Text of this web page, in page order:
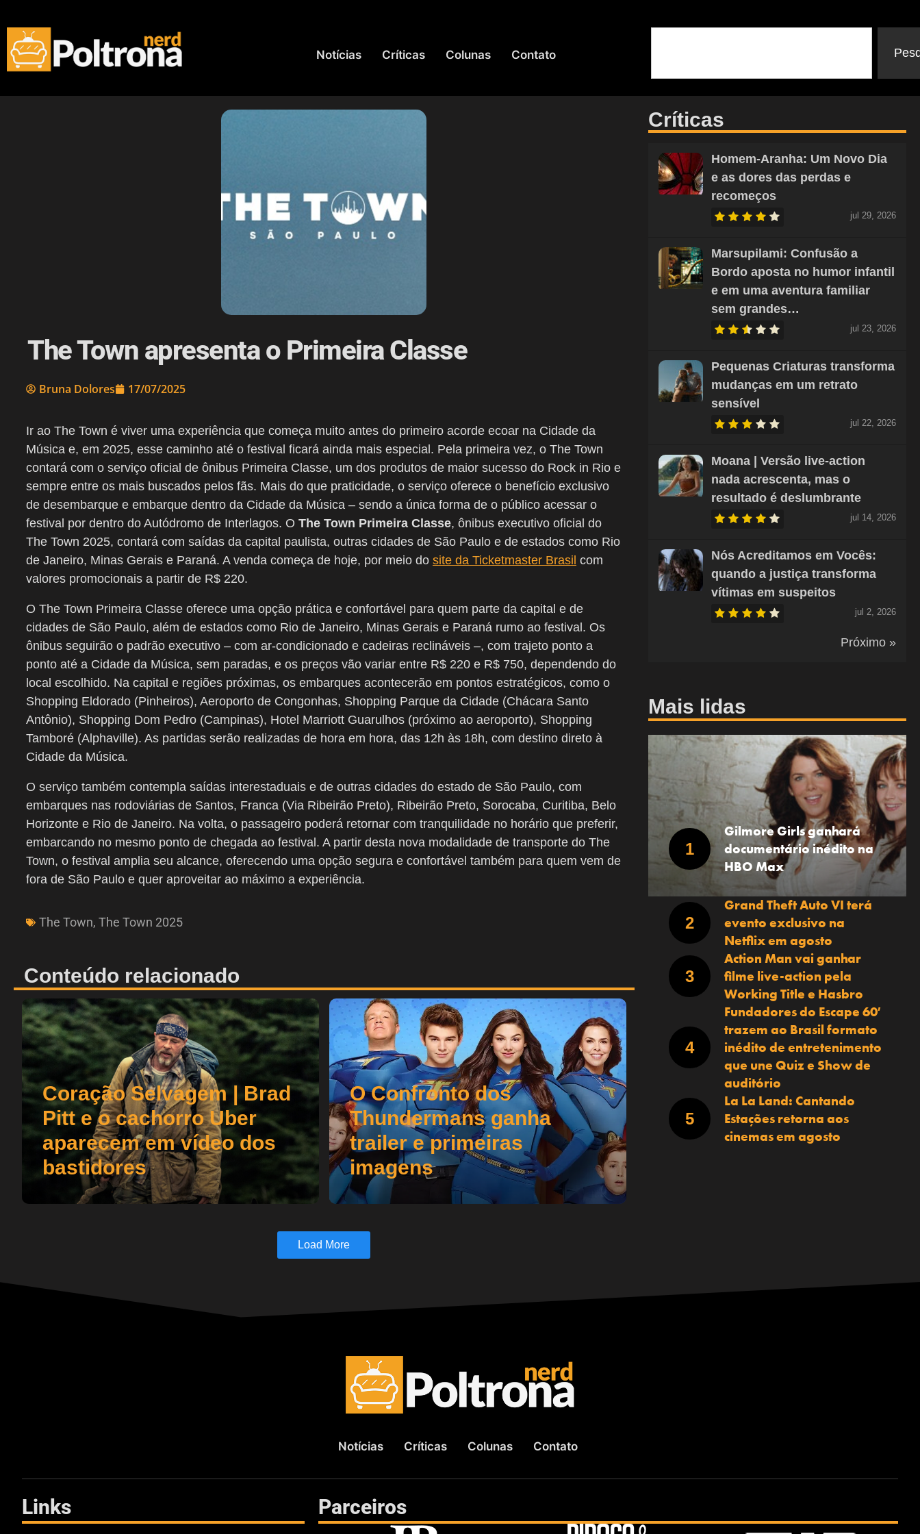
Notícias Críticas Colunas Contato
The Town apresenta o Primeira Classe
Bruna Dolores 17/07/2025
Ir ao The Town é viver uma experiência que começa muito antes do primeiro acorde ecoar na Cidade da
Música e, em 2025, esse caminho até o festival ficará ainda mais especial. Pela primeira vez, o The Town
contará com o serviço oficial de ônibus Primeira Classe, um dos produtos de maior sucesso do Rock in Rio e
sempre entre os mais buscados pelos fãs. Mais do que praticidade, o serviço oferece o benefício exclusivo
de desembarque e embarque dentro da Cidade da Música – sendo a única forma de o público acessar o
festival por dentro do Autódromo de Interlagos. O The Town Primeira Classe, ônibus executivo oficial do
The Town 2025, contará com saídas da capital paulista, outras cidades de São Paulo e de estados como Rio
de Janeiro, Minas Gerais e Paraná. A venda começa de hoje, por meio do site da Ticketmaster Brasil com
valores promocionais a partir de R$ 220.
O The Town Primeira Classe oferece uma opção prática e confortável para quem parte da capital e de
cidades de São Paulo, além de estados como Rio de Janeiro, Minas Gerais e Paraná rumo ao festival. Os
ônibus seguirão o padrão executivo – com ar-condicionado e cadeiras reclináveis –, com trajeto ponto a
ponto até a Cidade da Música, sem paradas, e os preços vão variar entre R$ 220 e R$ 750, dependendo do
local escolhido. Na capital e regiões próximas, os embarques acontecerão em pontos estratégicos, como o
Shopping Eldorado (Pinheiros), Aeroporto de Congonhas, Shopping Parque da Cidade (Chácara Santo
Antônio), Shopping Dom Pedro (Campinas), Hotel Marriott Guarulhos (próximo ao aeroporto), Shopping
Tamboré (Alphaville). As partidas serão realizadas de hora em hora, das 12h às 18h, com destino direto à
Cidade da Música.
O serviço também contempla saídas interestaduais e de outras cidades do estado de São Paulo, com
embarques nas rodoviárias de Santos, Franca (Via Ribeirão Preto), Ribeirão Preto, Sorocaba, Curitiba, Belo
Horizonte e Rio de Janeiro. Na volta, o passageiro poderá retornar com tranquilidade no horário que preferir,
embarcando no mesmo ponto de chegada ao festival. A partir desta nova modalidade de transporte do The
Town, o festival amplia seu alcance, oferecendo uma opção segura e confortável também para quem vem de
fora de São Paulo e quer aproveitar ao máximo a experiência.
The Town, The Town 2025
Conteúdo relacionado
Coração Selvagem | Brad
Pitt e o cachorro Uber
aparecem em vídeo dos
bastidores
O Confronto dos
Thundermans ganha
trailer e primeiras
imagens
Load More
Críticas
Homem-Aranha: Um Novo Dia
e as dores das perdas e
recomeços
jul 29, 2026
Marsupilami: Confusão a
Bordo aposta no humor infantil
e em uma aventura familiar
sem grandes…
jul 23, 2026
Pequenas Criaturas transforma
mudanças em um retrato
sensível
jul 22, 2026
Moana | Versão live-action
nada acrescenta, mas o
resultado é deslumbrante
jul 14, 2026
Nós Acreditamos em Vocês:
quando a justiça transforma
vítimas em suspeitos
jul 2, 2026
Próximo »
Mais lidas
Gilmore Girls ganhará
documentário inédito na
HBO Max
Grand Theft Auto VI terá
evento exclusivo na
Netflix em agosto
Action Man vai ganhar
filme live-action pela
Working Title e Hasbro
Fundadores do Escape 60′
trazem ao Brasil formato
inédito de entretenimento
que une Quiz e Show de
auditório
La La Land: Cantando
Estações retorna aos
cinemas em agosto
Notícias Críticas Colunas Contato
Links Parceiros